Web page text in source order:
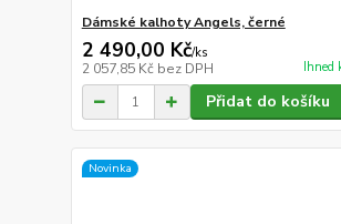
Dámské kalhoty Angels, černé
2 490,00 Kč/ks
2 057,85 Kč bez DPH Ihned
Přidat do košíku
Novinka